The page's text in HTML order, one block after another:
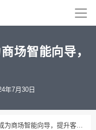
场智能向导，
年7月30日
场智能向导，提升客户休闲体验